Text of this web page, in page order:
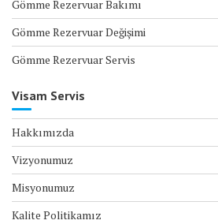
Gömme Rezervuar Bakımı
Gömme Rezervuar Değişimi
Gömme Rezervuar Servis
Visam Servis
Hakkımızda
Vizyonumuz
Misyonumuz
Kalite Politikamız